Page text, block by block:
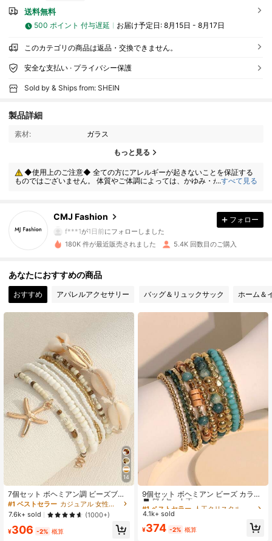
送料無料
500 ポイント 付与遅延 お届け予定日: 8月15日 - 8月17日
このカテゴリの商品は返品・交換できません。
安全な支払い · プライバシー保護
Sold by & Ships from: SHEIN
製品詳細
素材: ガラス
もっと見る
◆使用上のご注意◆ 全ての方にアレルギーが起きないことを保証する
ものではございません。 体質やご体調によっては、かゆみ・かぶれが生じ
...すべて見る
CMJ Fashion
655 フォロワー
4.77 655 フォロワー
4.77
f***1が1日前にフォローしました
4.77 655 フォロワー
655 フォロワー
4.77 655 フォロワー
4.77 655 フォロワー
4.77 655 フォロワー
4.77 655 フォロワー
4.77 655 フォロワー
フォロー
180K 件が最近販売されました 5.4K 回数目のご購入
あなたにおすすめの商品
おすすめ アパレルアクセサリー バッグ＆リュックサック ホーム＆
14
7個セット ボヘミアン調 ビーズブレ
スレット シェル・ビーズ・ヒトデペ
ンダント付き レディース用 (ビーズ
の色はランダムに組み合わされま
す)、ビーチスタイル
#1 ベストセラー
カジュアル 女性用のブレスレットセット
7.6k+ sold
(1000+)
¥306 -2% 概算
9個セット ボヘミアン ビーズ カラフ
ル ブルー ブレスレット レディー
ス、バケーション、ビーチ、デイリ
#1 ベストセラー
高リピート率
#1 ベストセラー
高リピート率
#1 ベストセラー
高リピート率
#1 ベストセラー
高リピート率
4.1k+ sold
¥374 -2% 概算